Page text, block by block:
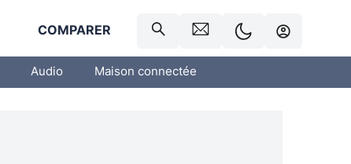
COMPARER
Audio Maison connectée